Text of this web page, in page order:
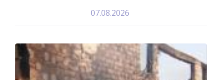
07.08.2026